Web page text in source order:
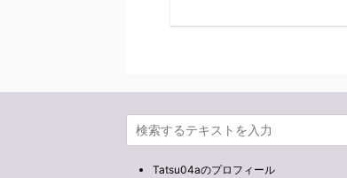
Tatsu04aのプロフィール